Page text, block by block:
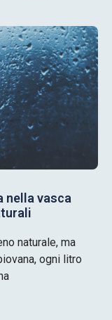
nella vasca
naturale, ma
ogni litro